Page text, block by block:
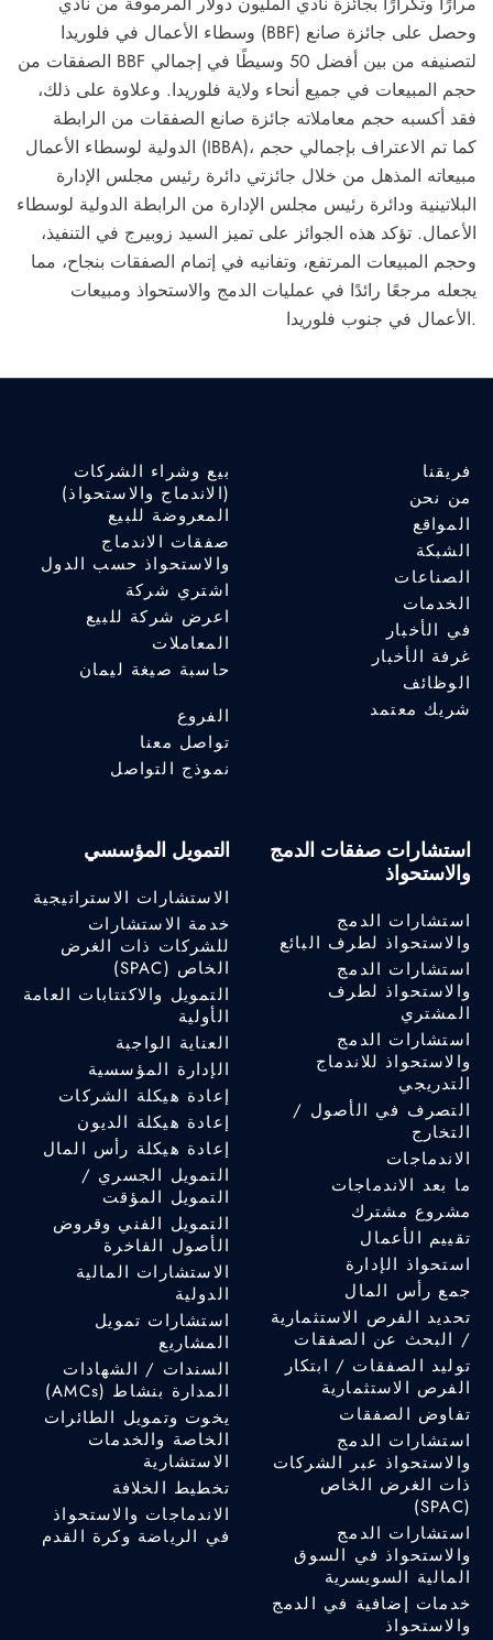
وسطاء الأعمال في فلوريدا (BBF) وحصل على جائزة صانع
الصفقات من BBF لتصنيفه من بين أفضل 50 وسيطًا في إجمالي
حجم المبيعات في جميع أنحاء ولاية فلوريدا. وعلاوة على ذلك،
فقد أكسبه حجم معاملاته جائزة صانع الصفقات من الرابطة
الدولية لوسطاء الأعمال (IBBA)، كما تم الاعتراف بإجمالي حجم
مبيعاته المذهل من خلال جائزتي دائرة رئيس مجلس الإدارة
البلاتينية ودائرة رئيس مجلس الإدارة من الرابطة الدولية لوسطاء
الأعمال. تؤكد هذه الجوائز على تميز السيد زوبيرج في التنفيذ،
وحجم المبيعات المرتفع، وتفانيه في إتمام الصفقات بنجاح، مما
يجعله مرجعًا رائدًا في عمليات الدمج والاستحواذ ومبيعات
الأعمال في جنوب فلوريدا.
فريقنا
من نحن
المواقع
الشبكة
الصناعات
الخدمات
في الأخبار
غرفة الأخبار
الوظائف
شريك معتمد
بيع وشراء الشركات
(الاندماج والاستحواذ)
المعروضة للبيع
صفقات الاندماج
والاستحواذ حسب الدول
اشتري شركة
اعرض شركة للبيع
المعاملات
حاسبة صيغة ليمان
الفروع
تواصل معنا
نموذج التواصل
استشارات صفقات الدمج
والاستحواذ
استشارات الدمج
والاستحواذ لطرف البائع
استشارات الدمج
والاستحواذ لطرف
المشتري
استشارات الدمج
والاستحواذ للاندماج
التدريجي
التصرف في الأصول /
التخارج
الاندماجات
ما بعد الاندماجات
مشروع مشترك
تقييم الأعمال
استحواذ الإدارة
جمع رأس المال
تحديد الفرص الاستثمارية
/ البحث عن الصفقات
توليد الصفقات / ابتكار
الفرص الاستثمارية
تفاوض الصفقات
استشارات الدمج
والاستحواذ عبر الشركات
ذات الغرض الخاص
(SPAC)
استشارات الدمج
والاستحواذ في السوق
المالية السويسرية
خدمات إضافية في الدمج
والاستحواذ
التمويل المؤسسي
الاستشارات الاستراتيجية
خدمة الاستشارات
للشركات ذات الغرض
الخاص (SPAC)
التمويل والاكتتابات العامة
الأولية
العناية الواجبة
الإدارة المؤسسية
إعادة هيكلة الشركات
إعادة هيكلة الديون
إعادة هيكلة رأس المال
التمويل الجسري /
التمويل المؤقت
التمويل الفني وقروض
الأصول الفاخرة
الاستشارات المالية
الدولية
استشارات تمويل
المشاريع
السندات / الشهادات
المدارة بنشاط (AMCs)
يخوت وتمويل الطائرات
الخاصة والخدمات
الاستشارية
تخطيط الخلافة
الاندماجات والاستحواذ
في الرياضة وكرة القدم